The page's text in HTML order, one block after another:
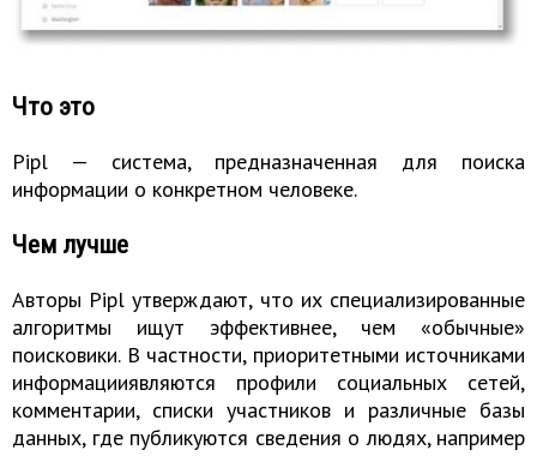
Что это
Pipl — система, предназначенная для поиска
информации о конкретном человеке.
Чем лучше
Авторы Pipl утверждают, что их специализированные
алгоритмы ищут эффективнее, чем «обычные»
поисковики. В частности, приоритетными источниками
информацииявляются профили социальных сетей,
комментарии, списки участников и различные базы
данных, где публикуются сведения о людях, например